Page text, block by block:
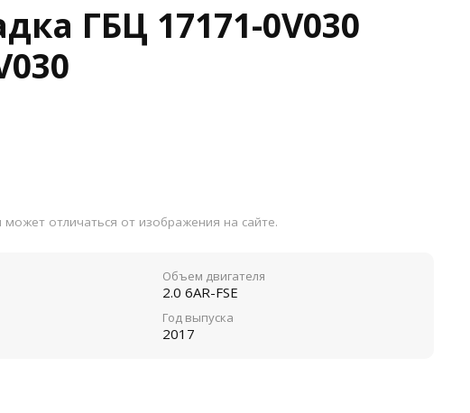
ГБЦ 17171-0V030
отличаться от изображения на сайте.
Объем двигателя
2.0 6AR-FSE
Год выпуска
2017